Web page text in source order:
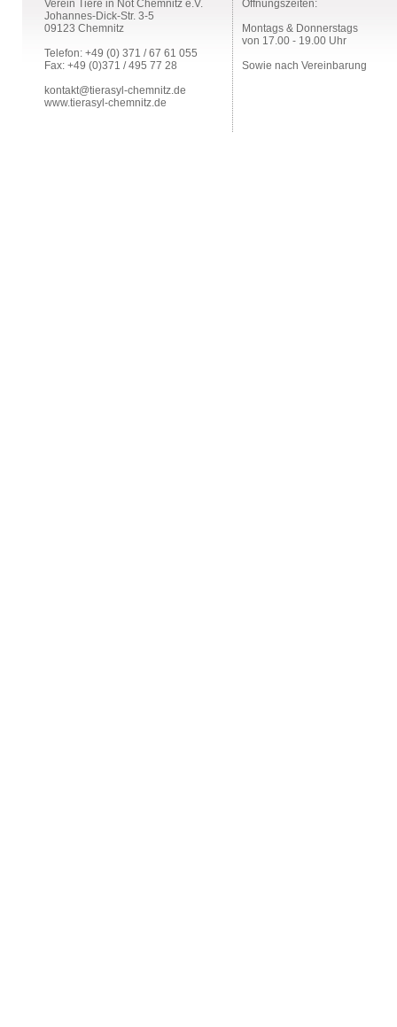
Verein Tiere in Not Chemnitz e.V.
Johannes-Dick-Str. 3-5
09123 Chemnitz
Telefon: +49 (0) 371 / 67 61 055
Fax: +49 (0)371 / 495 77 28
kontakt@tierasyl-chemnitz.de
www.tierasyl-chemnitz.de
Öffnungszeiten:
Montags & Donnerstags
von 17.00 - 19.00 Uhr
Sowie nach Vereinbarung